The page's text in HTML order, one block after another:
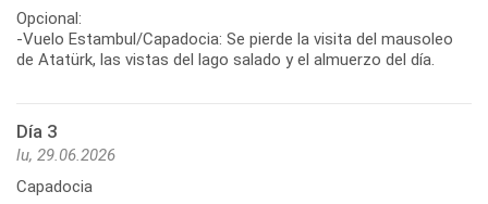
Opcional:
-Vuelo Estambul/Capadocia: Se pierde la visita del mausoleo
de Atatürk, las vistas del lago salado y el almuerzo del día.
Día 3
lu, 29.06.2026
Capadocia